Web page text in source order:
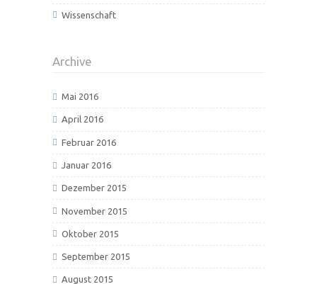
Wissenschaft
Archive
Mai 2016
April 2016
Februar 2016
Januar 2016
Dezember 2015
November 2015
Oktober 2015
September 2015
August 2015